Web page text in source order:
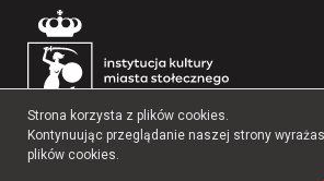
Strona korzysta z plików cookies.
Kontynuując przeglądanie naszej strony
plików cookies.